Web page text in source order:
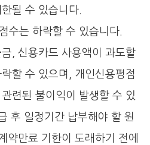
될 수 있습니다.
수는 하락할 수 있습니다.
, 신용카드 사용액이 과도할
할 수 있으며, 개인신용평점
련된 불이익이 발생할 수 있
후 일정기간 납부해야 할 원
약만료 기한이 도래하기 전에